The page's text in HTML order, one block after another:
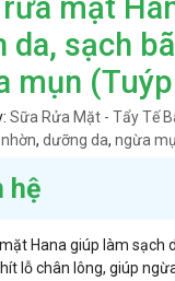
mặt
da, sạch
mụn
Sữa Rửa Mặt - Tẩy Tế
nhờn,dưỡng da,ngừa
hệ
Hana giúp làm sạch
lỗ chân lông, giúp